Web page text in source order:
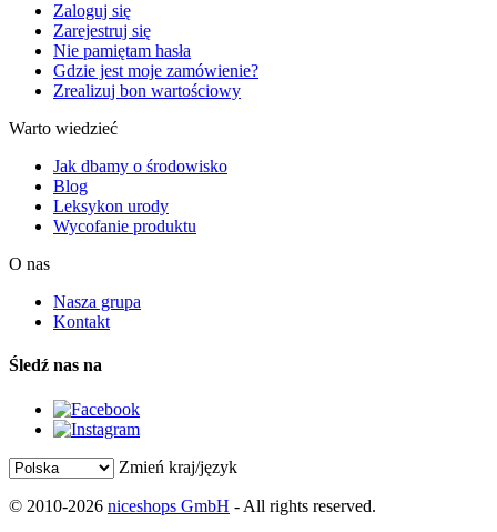
Zaloguj się
Zarejestruj się
Nie pamiętam hasła
Gdzie jest moje zamówienie?
Zrealizuj bon wartościowy
Warto wiedzieć
Jak dbamy o środowisko
Blog
Leksykon urody
Wycofanie produktu
O nas
Nasza grupa
Kontakt
Śledź nas na
Zmień kraj/język
© 2010-2026 niceshops GmbH - All rights reserved.